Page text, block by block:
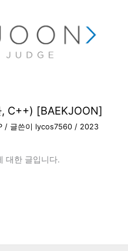
C++) [BAEKJOON]
/ 글쓴이 lycos7560 / 2023
대한 글입니다.